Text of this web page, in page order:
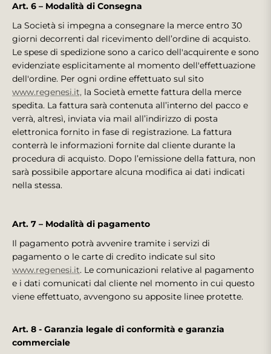
Art. 6 – Modalità di Consegna
La Società si impegna a consegnare la merce entro 30
giorni decorrenti dal ricevimento dell’ordine di acquisto.
Le spese di spedizione sono a carico dell'acquirente e sono
evidenziate esplicitamente al momento dell'effettuazione
dell'ordine. Per ogni ordine effettuato sul sito
www.regenesi.it, la Società emette fattura della merce
spedita. La fattura sarà contenuta all’interno del pacco e
verrà, altresì, inviata via mail all’indirizzo di posta
elettronica fornito in fase di registrazione. La fattura
conterrà le informazioni fornite dal cliente durante la
procedura di acquisto. Dopo l’emissione della fattura, non
sarà possibile apportare alcuna modifica ai dati indicati
nella stessa.
Art. 7 – Modalità di pagamento
Il pagamento potrà avvenire tramite i servizi di
pagamento o le carte di credito indicate sul sito
www.regenesi.it. Le comunicazioni relative al pagamento
e i dati comunicati dal cliente nel momento in cui questo
viene effettuato, avvengono su apposite linee protette.
Art. 8 - Garanzia legale di conformità e garanzia
commerciale